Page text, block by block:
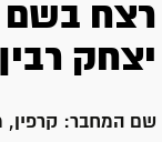
רצח בשם
יצחק רבין
שם המחבר: קרפין,